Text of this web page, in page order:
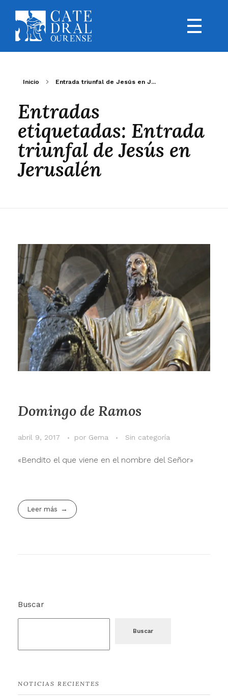
Inicio Entrada triunfal de Jesús en J...
Entradas
etiquetadas: Entrada
triunfal de Jesús en
Jerusalén
Domingo de Ramos
abril 9, 2017 por Gema Sin categoría
«Bendito el que viene en el nombre del Señor»
Leer más
Buscar
Buscar
NOTICIAS RECIENTES